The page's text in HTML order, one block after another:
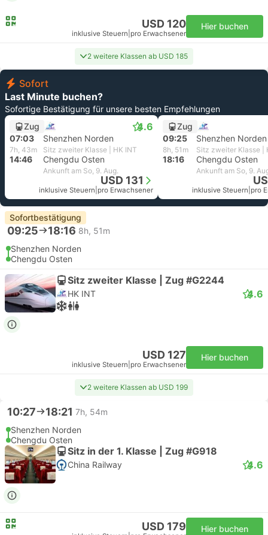
USD 120
inklusive Steuern pro Erwachsener
Hier buchen
2 weitere Klassen ab USD 185
Sofort
Last Minute buchen?
Sofortige Bestätigung für unsere besten Empfehlungen
Zug
4.6
07:03 Shenzhen Norden
7h, 43m Sitz zweiter Klasse | HK INT
14:46 Chengdu Osten
Ankunft am So, 9. Aug.
USD 131
inklusive Steuern pro Erwachsener
Zug
09:25
Shenzhen Norden
8h, 51m Sitz zweiter Klasse |
18:16 Chengdu Osten
Ankunft am So, 9.
inklusive Steuern pro
Sofortbestätigung
09:25 18:16 8h, 51m
Shenzhen Norden
Chengdu Osten
Sitz zweiter Klasse | Zug #G2244
HK INT 4.6
USD 127
inklusive Steuern pro Erwachsener
Hier buchen
2 weitere Klassen ab USD 199
10:27 18:21 7h, 54m
Shenzhen Norden
Chengdu Osten
Sitz in der 1. Klasse | Zug #G918
China Railway 4.6
USD 179 Hier buchen